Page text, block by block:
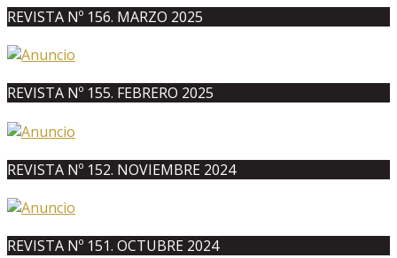
REVISTA Nº 156. MARZO 2025
REVISTA Nº 155. FEBRERO 2025
REVISTA Nº 152. NOVIEMBRE 2024
REVISTA Nº 151. OCTUBRE 2024